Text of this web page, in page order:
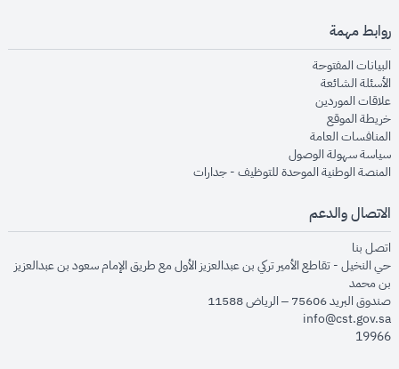
روابط مهمة
البيانات المفتوحةopens in new window
الأسئلة الشائعةopens in new window
علاقات الموردينopens in new window
خريطة الموقعopens in new window
المنافسات العامةopens in new window
سياسة سهولة الوصولopens in new window
المنصة الوطنية الموحدة للتوظيف - جداراتopens in new window
الاتصال والدعم
اتصل بنا
حي النخيل - تقاطع الأمير تركي بن عبدالعزيز الأول مع طريق الإمام سعود بن عبدالعزيز
بن محمد
صندوق البريد 75606 – الرياض 11588
info@cst.gov.sa
19966